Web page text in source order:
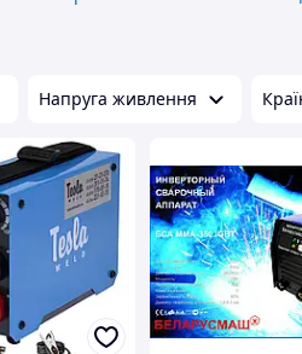
Напруга живлення